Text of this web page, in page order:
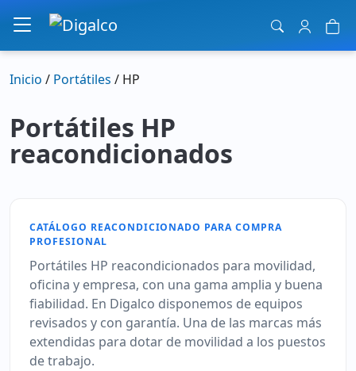
Navegación principal
Inicio / Portátiles / HP
Portátiles HP
reacondicionados
CATÁLOGO REACONDICIONADO PARA COMPRA
PROFESIONAL
Portátiles HP reacondicionados para movilidad,
oficina y empresa, con una gama amplia y buena
fiabilidad. En Digalco disponemos de equipos
revisados y con garantía. Una de las marcas más
extendidas para dotar de movilidad a los puestos
de trabajo.